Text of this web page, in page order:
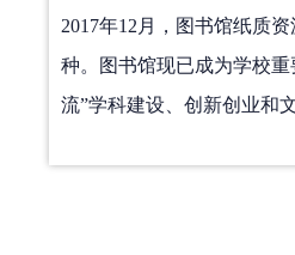
2017年12月，图书馆纸质
种。图书馆现已成为学校
流”学科建设、创新创业和